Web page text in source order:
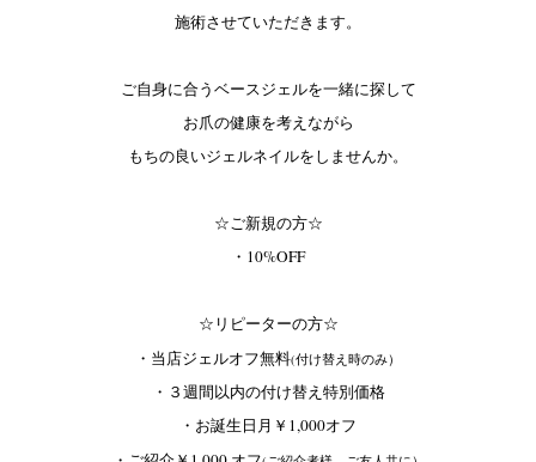
施術させていただきます。
ご自身に合うベースジェルを一緒に探して
お爪の健康を考えながら
もちの良いジェルネイルをしませんか。
☆ご新規の方☆
・10%OFF
☆リピーターの方☆
・当店ジェルオフ無料(付け替え時のみ）
・３週間以内の付け替え特別価格
・お誕生日月￥1,000オフ